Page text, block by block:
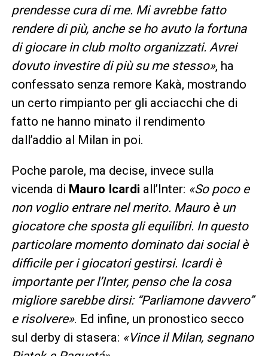
prendesse cura di me. Mi avrebbe fatto
rendere di più, anche se ho avuto la fortuna
di giocare in club molto organizzati. Avrei
dovuto investire di più su me stesso», ha
confessato senza remore Kakà, mostrando
un certo rimpianto per gli acciacchi che di
fatto ne hanno minato il rendimento
dall’addio al Milan in poi.
Poche parole, ma decise, invece sulla
vicenda di Mauro Icardi all’Inter: «So poco e
non voglio entrare nel merito. Mauro è un
giocatore che sposta gli equilibri. In questo
particolare momento dominato dai social è
difficile per i giocatori gestirsi. Icardi è
importante per l’Inter, penso che la cosa
migliore sarebbe dirsi: “Parliamone davvero”
e risolvere». Ed infine, un pronostico secco
sul derby di stasera: «Vince il Milan, segnano